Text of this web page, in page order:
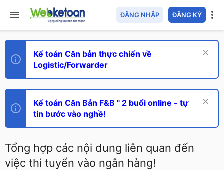
ĐĂNG NHẬP ĐĂNG KÝ
Kế toán Căn bản thực chiến về
Logistic/Forwarder
Kế toán Căn Bản F&B " 2 buổi online - tự
tin bước vào nghề!
Tổng hợp các nội dung liên quan đến
việc thi tuyển vào ngân hàng!